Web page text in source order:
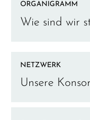
ORGANIGRAMM
Wie sind wir
NETZWERK
Unsere